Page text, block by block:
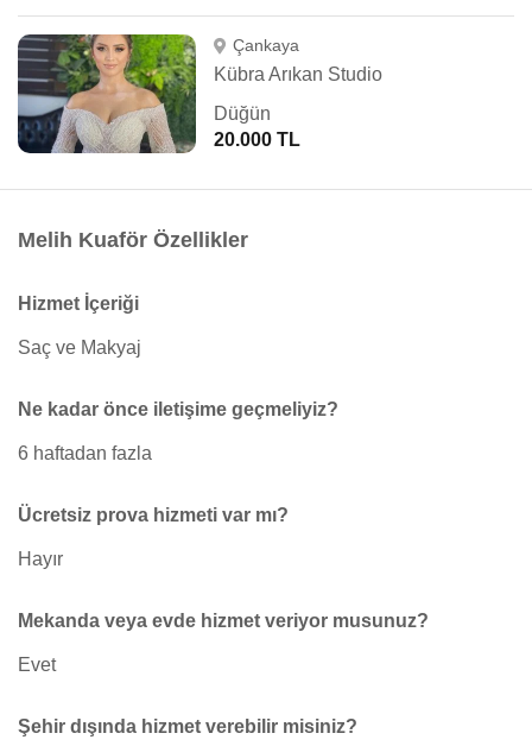
Çankaya
Kübra Arıkan Studio
Düğün
20.000 TL
Melih Kuaför Özellikler
Hizmet İçeriği
Saç ve Makyaj
Ne kadar önce iletişime geçmeliyiz?
6 haftadan fazla
Ücretsiz prova hizmeti var mı?
Hayır
Mekanda veya evde hizmet veriyor musunuz?
Evet
Şehir dışında hizmet verebilir misiniz?